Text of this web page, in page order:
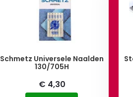
Schmetz Universele Naalden
130/705H
€ 4,30